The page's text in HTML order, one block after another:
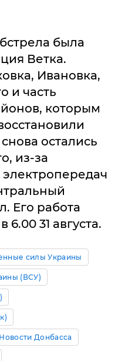
была
Ветка.
Ивановка,
и часть
которым
остались
из-за
Его работа
31 августа.
силы Украины
(ВСУ)
Новости Донбасса